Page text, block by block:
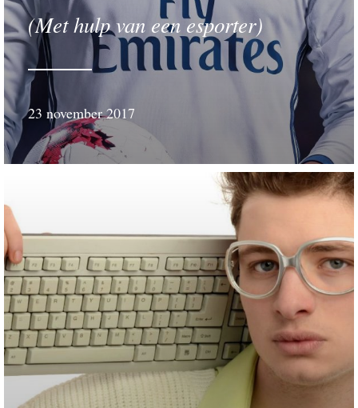
(Met hulp van een esporter)
23 november 2017
Schillemans